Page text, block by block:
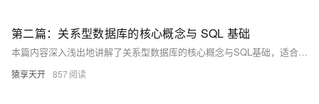
第二篇：关系型数据库的核心概念与 SQL 基础
本篇内容深入浅出地讲解了关系型数据库的核心概念与SQL基础，适合有一定计算机基础的学习者。文章涵盖数据库的基本操作（CRUD）、数据类型、表的创建与管理等内容，并通过实例解析SELECT、INSERT、UPDATE、DELETE等语句的用法。此外，还推荐了多种学习资源与实践建议，帮助读者巩固知识。学完后，你将掌握基础数据库操作，为后续高级学习铺平道路。
猿享天开 857